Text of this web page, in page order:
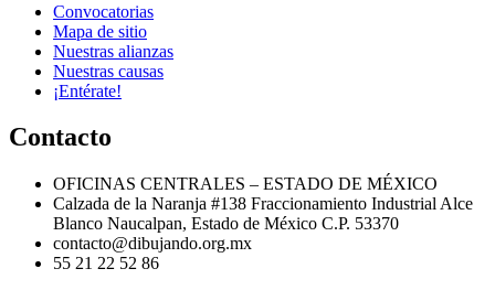
Convocatorias
Mapa de sitio
Nuestras alianzas
Nuestras causas
¡Entérate!
Contacto
OFICINAS CENTRALES – ESTADO DE MÉXICO
Calzada de la Naranja #138 Fraccionamiento Industrial Alce
Blanco Naucalpan, Estado de México C.P. 53370
contacto@dibujando.org.mx
55 21 22 52 86